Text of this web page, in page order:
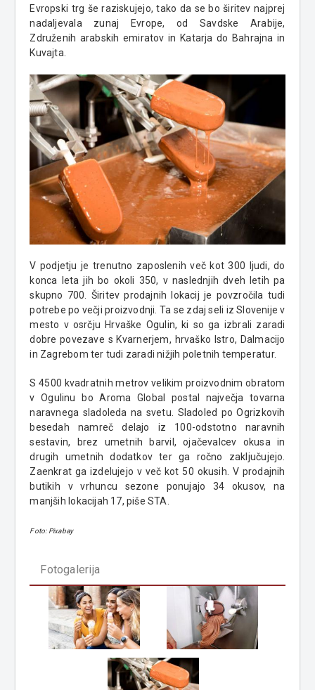
Evropski trg še raziskujejo, tako da se bo širitev najprej
nadaljevala zunaj Evrope, od Savdske Arabije,
Združenih arabskih emiratov in Katarja do Bahrajna in
Kuvajta.
V podjetju je trenutno zaposlenih več kot 300 ljudi, do
konca leta jih bo okoli 350, v naslednjih dveh letih pa
skupno 700. Širitev prodajnih lokacij je povzročila tudi
potrebe po večji proizvodnji. Ta se zdaj seli iz Slovenije v
mesto v osrčju Hrvaške Ogulin, ki so ga izbrali zaradi
dobre povezave s Kvarnerjem, hrvaško Istro, Dalmacijo
in Zagrebom ter tudi zaradi nižjih poletnih temperatur.
S 4500 kvadratnih metrov velikim proizvodnim obratom
v Ogulinu bo Aroma Global postal največja tovarna
naravnega sladoleda na svetu. Sladoled po Ogrizkovih
besedah namreč delajo iz 100-odstotno naravnih
sestavin, brez umetnih barvil, ojačevalcev okusa in
drugih umetnih dodatkov ter ga ročno zaključujejo.
Zaenkrat ga izdelujejo v več kot 50 okusih. V prodajnih
butikih v vrhuncu sezone ponujajo 34 okusov, na
manjših lokacijah 17, piše STA.
Foto: Pixabay
Fotogalerija